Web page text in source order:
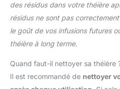
des résidus dans votre théière
résidus ne sont pas
le goût de vos infusions futures
théière à long terme.
Quand faut-il nettoyer sa théière
Il est recommandé de nettoyer